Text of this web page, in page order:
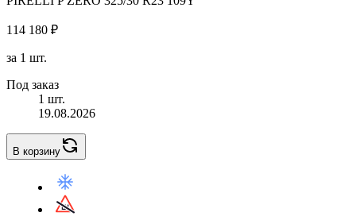
114 180 ₽
за 1 шт.
Под заказ
1 шт.
19.08.2026
В корзину